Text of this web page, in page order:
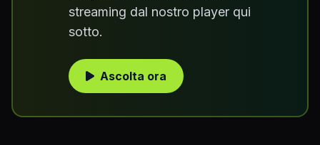
streaming dal nostro player qui
sotto.
Ascolta ora